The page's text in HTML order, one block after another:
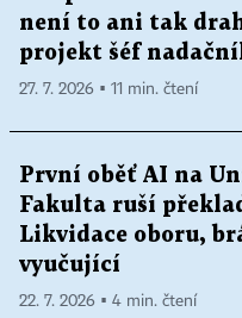
není to ani tak
projekt šéf
27. 7. 2026 ▪ 11 min. čtení
První oběť AI na
Fakulta ruší
Likvidace oboru,
vyučující
22. 7. 2026 ▪ 4 min. čtení